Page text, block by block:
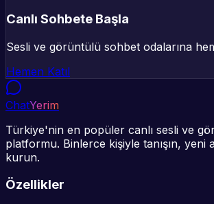
Canlı Sohbete Başla
Sesli ve görüntülü sohbet odalarına
Hemen Katıl
ChatYerim
Türkiye'nin en popüler canlı sesli ve
platformu. Binlerce kişiyle tanışın, yeni
kurun.
Özellikler